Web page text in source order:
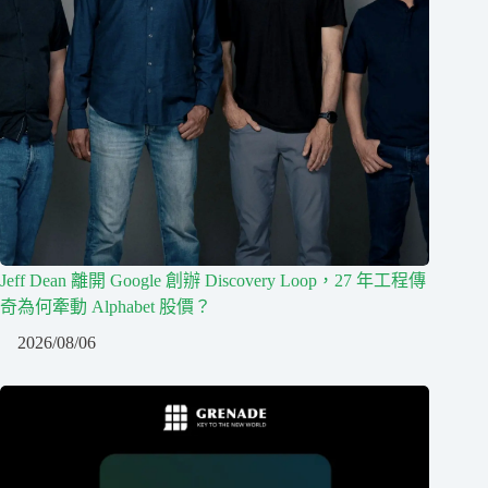
Jeff Dean 離開 Google 創辦 Discovery Loop，27 年工程傳
奇為何牽動 Alphabet 股價？
2026/08/06